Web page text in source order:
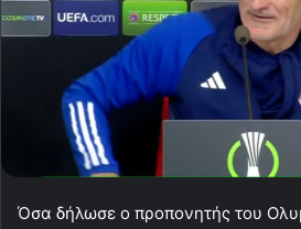
Όσα δήλωσε ο προπονητής του